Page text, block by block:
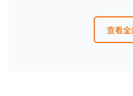
查看